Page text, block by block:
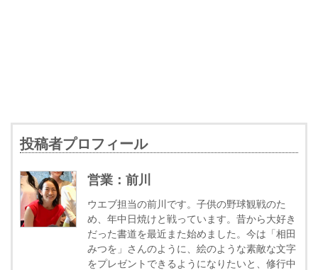
投稿者プロフィール
営業：前川
ウエブ担当の前川です。子供の野球観戦のた
め、年中日焼けと戦っています。昔から大好き
だった書道を最近また始めました。今は「相田
みつを」さんのように、絵のような素敵な文字
をプレゼントできるようになりたいと、修行中